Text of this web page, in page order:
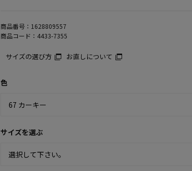
商品番号： 1628809557
商品コード： 4433-7355
サイズの選び方 お直しについて
色
サイズを選ぶ